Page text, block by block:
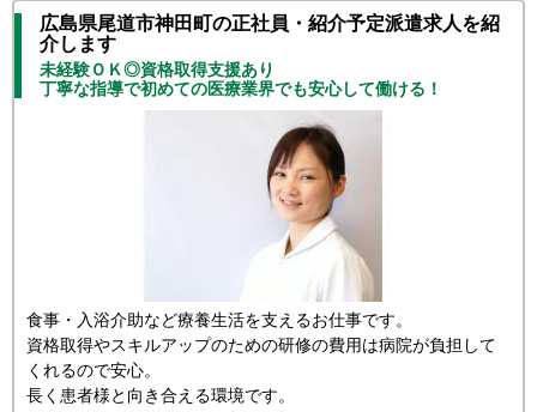
広島県尾道市神田町の正社員・紹介予定派遣求人を紹
介します
未経験ＯＫ◎資格取得支援あり
丁寧な指導で初めての医療業界でも安心して働ける！
食事・入浴介助など療養生活を支えるお仕事です。
資格取得やスキルアップのための研修の費用は病院が負担して
くれるので安心。
長く患者様と向き合える環境です。